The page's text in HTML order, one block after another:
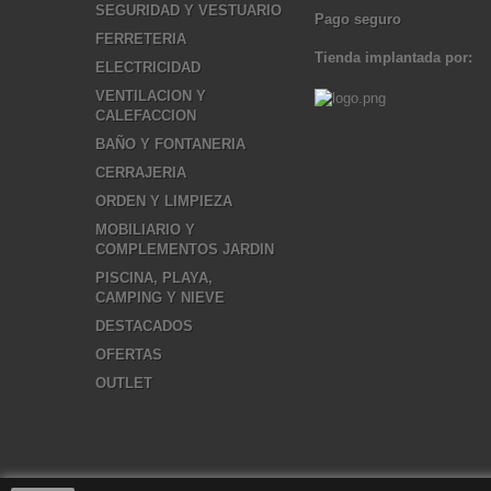
SEGURIDAD Y VESTUARIO
FERRETERIA
ELECTRICIDAD
VENTILACION Y
CALEFACCION
BAÑO Y FONTANERIA
CERRAJERIA
ORDEN Y LIMPIEZA
MOBILIARIO Y
COMPLEMENTOS JARDIN
PISCINA, PLAYA,
CAMPING Y NIEVE
DESTACADOS
OFERTAS
OUTLET
Pago seguro
Tienda implantada por: